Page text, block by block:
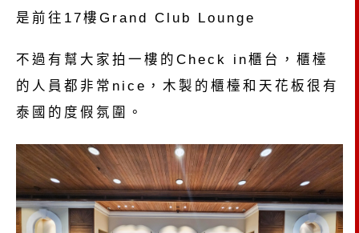
是前往17樓Grand Club Lounge
不過有幫大家拍一樓的Check in櫃台，櫃檯
的人員都非常nice，木製的櫃檯和天花板很有
泰國的度假氛圍。